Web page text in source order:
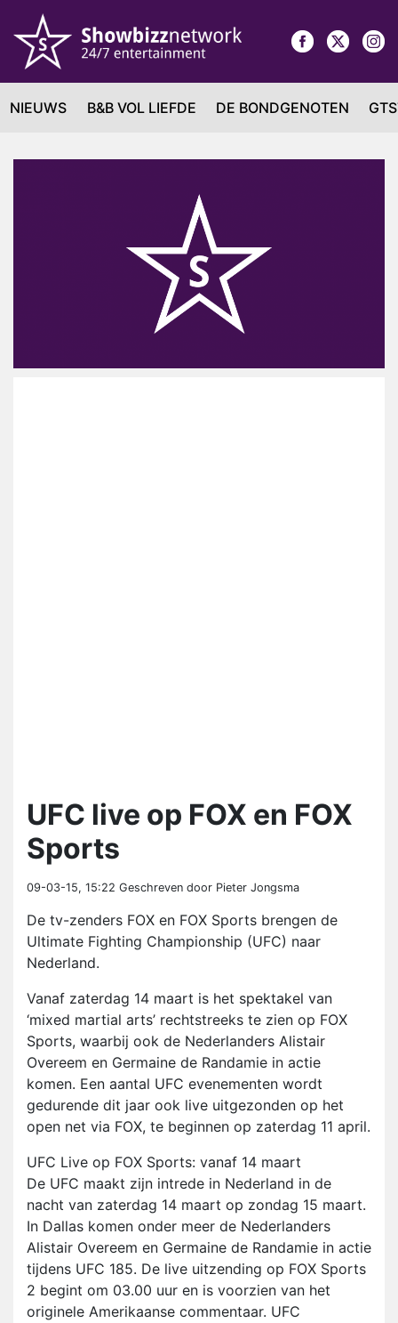
NIEUWS B&B VOL LIEFDE DE BONDGENOTEN
UFC live op FOX en FOX
Sports
09-03-15, 15:22 Geschreven door Pieter Jongsma
De tv-zenders FOX en FOX Sports brengen de
Ultimate Fighting Championship (UFC) naar
Nederland.
Vanaf zaterdag 14 maart is het spektakel van
‘mixed martial arts’ rechtstreeks te zien op FOX
Sports, waarbij ook de Nederlanders Alistair
Overeem en Germaine de Randamie in actie
komen. Een aantal UFC evenementen wordt
gedurende dit jaar ook live uitgezonden op het
open net via FOX, te beginnen op zaterdag 11 april.
UFC Live op FOX Sports: vanaf 14 maart
De UFC maakt zijn intrede in Nederland in de
nacht van zaterdag 14 maart op zondag 15 maart.
In Dallas komen onder meer de Nederlanders
Alistair Overeem en Germaine de Randamie in actie
tijdens UFC 185. De live uitzending op FOX Sports
2 begint om 03.00 uur en is voorzien van het
originele Amerikaanse commentaar. UFC